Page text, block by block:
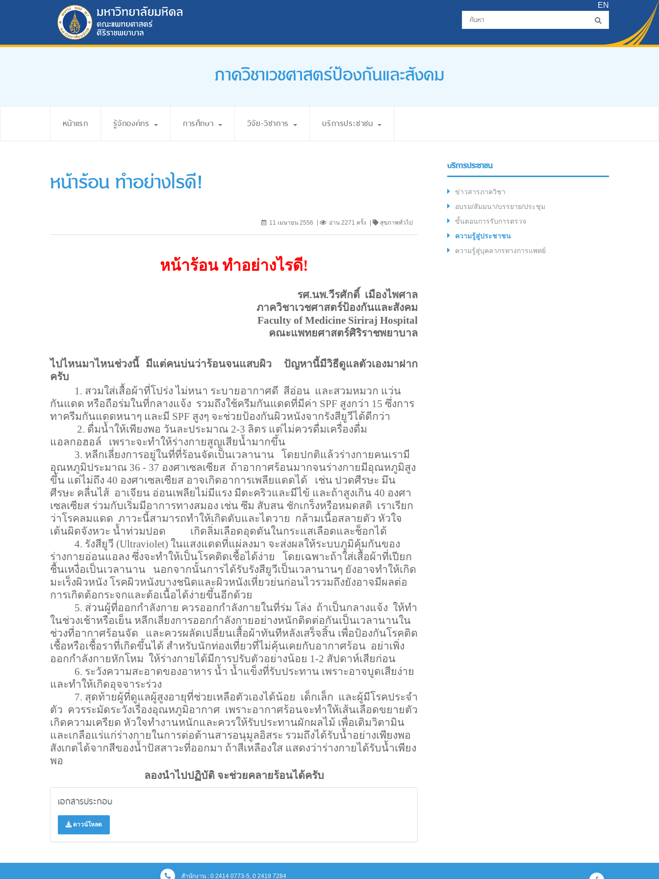
EN
ภาควิชาเวชศาสตร์ป้องกันและสังคม
หน้าแรก รู้จักองค์กร การศึกษา วิจัย-วิชาการ บริการประชาชน
หน้าร้อน ทำอย่างไรดี!
11 เมษายน 2556 อ่าน 2271 ครั้ง สุขภาพทั่วไป
หน้าร้อน ทำอย่างไรดี!
รศ.นพ.วีรศักดิ์ เมืองไพศาล
ภาควิชาเวชศาสตร์ป้องกันและสังคม
Faculty ofMedicine Siriraj Hospital
คณะแพทยศาสตร์ศิริราชพยาบาล
ไปไหนมาไหนช่วงนี้ มีแต่คนบ่นว่าร้อนจนแสบผิว
ปัญหานี้มีวิธีดูแลตัวเองมาฝาก
ครับ
1. สวมใส่เสื้อผ้าที่โปร่ง ไม่หนา ระบายอากาศดี สีอ่อน และสวมหมวก แว่น
กันแดด หรือถือร่มในที่กลางแจ้ง รวมถึงใช้ครีมกันแดดที่มีค่า SPF สูงกว่า 15 ซึ่งการ
ทาครีมกันแดดหนาๆ และมี SPF สูงๆ จะช่วยป้องกันผิวหนังจากรังสียูวีได้ดีกว่า
2. ดื่มน้ำให้เพียงพอ วันละประมาณ 2-3 ลิตร แต่ไม่ควรดื่มเครื่องดื่ม
แอลกอฮอล์
เพราะจะทำให้ร่างกายสูญเสียน้ำมากขึ้น
3. หลีกเลี่ยงการอยู่ในที่ที่ร้อนจัดเป็นเวลานาน
โดยปกติแล้วร่างกายคนเรามี
อุณหภูมิประมาณ 36 - 37 องศาเซลเซียส ถ้าอากาศร้อนมากจนร่างกายมีอุณหภูมิสูง
ขึ้น แต่ไม่ถึง 40 องศาเซลเซียส อาจเกิดอาการเพลียแดดได้
เช่น ปวดศีรษะ มึน
ศีรษะ คลื่นไส้ อาเจียน อ่อนเพลียไม่มีแรง มีตะคริวและมีไข้ และถ้าสูงเกิน 40 องศา
เซลเซียส ร่วมกับเริ่มมีอาการทางสมอง เช่น ซึม สับสน ชักเกร็งหรือหมดสติ เราเรียก
ว่าโรคลมแดด ภาวะนี้สามารถทำให้เกิดตับและไตวาย กล้ามเนื้อสลายตัว หัวใจ
เต้นผิดจังหวะ น้ำท่วมปอด
เกิดลิ่มเลือดอุดตันในกระแสเลือดและช็อกได้
4. รังสียูวี (Ultraviolet) ในแสงแดดที่แผ่ลงมา จะส่งผลให้ระบบภูมิคุ้มกันของ
ร่างกายอ่อนแอลง ซึ่งจะทำให้เป็นโรคติดเชื้อได้ง่าย
โดยเฉพาะถ้าใส่เสื้อผ้าที่เปียก
ชื้นเหงื่อเป็นเวลานาน
นอกจากนั้นการได้รับรังสียูวีเป็นเวลานานๆ ยังอาจทำให้เกิด
มะเร็งผิวหนัง โรคผิวหนังบางชนิดและผิวหนังเหี่ยวย่นก่อนไวรวมถึงยังอาจมีผลต่อ
การเกิดต้อกระจกและต้อเนื้อได้ง่ายขึ้นอีกด้วย
5. ส่วนผู้ที่ออกกำลังกาย ควรออกกำลังกายในที่ร่ม โล่ง ถ้าเป็นกลางแจ้ง ให้ทำ
ในช่วงเช้าหรือเย็น หลีกเลี่ยงการออกกำลังกายอย่างหนักติดต่อกันเป็นเวลานานใน
ช่วงที่อากาศร้อนจัด
และควรผลัดเปลี่ยนเสื้อผ้าทันทีหลังเสร็จสิ้น เพื่อป้องกันโรคติด
เชื้อหรือเชื้อราที่เกิดขึ้นได้ สำหรับนักท่องเที่ยวที่ไม่คุ้นเคยกับอากาศร้อน อย่าเพิ่ง
ออกกำลังกายหักโหม ให้ร่างกายได้มีการปรับตัวอย่างน้อย 1-2 สัปดาห์เสียก่อน
6. ระวังความสะอาดของอาหาร น้ำ น้ำแข็งที่รับประทาน เพราะอาจบูดเสียง่าย
และทำให้เกิดอุจจาระร่วง
7. สุดท้ายผู้ที่ดูแลผู้สูงอายุที่ช่วยเหลือตัวเองได้น้อย เด็กเล็ก และผู้มีโรคประจำ
ตัว ควรระมัดระวังเรื่องอุณหภูมิอากาศ เพราะอากาศร้อนจะทำให้เส้นเลือดขยายตัว
เกิดความเครียด หัวใจทำงานหนักและควรให้รับประทานผักผลไม้ เพื่อเติมวิตามิน
และเกลือแร่แก่ร่างกายในการต่อต้านสารอนุมูลอิสระ รวมถึงได้รับน้ำอย่างเพียงพอ
สังเกตได้จากสีของน้ำปัสสาวะที่ออกมา ถ้าสีเหลืองใส แสดงว่าร่างกายได้รับน้ำเพียง
พอ
ลองนำไปปฏิบัติ จะช่วยคลายร้อนได้ครับ
เอกสารประกอบ
ดาวน์โหลด
บริการประชาชน
ข่าวสารภาควิชา
อบรม/สัมมนา/บรรยาย/ประชุม
ขั้นตอนการรับการตรวจ
ความรู้สู่ประชาชน
ความรู้สู่บุคลากรทางการแพทย์
สำนักงาน : 0 2414 0773-5, 0 2419 7284